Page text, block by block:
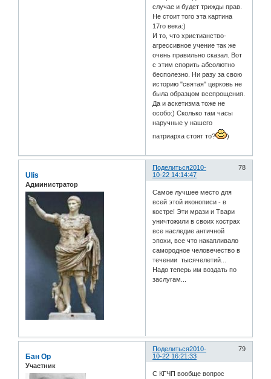
случае и будет трижды прав.
Не стоит того эта картина
17го века:)
И то, что христианство-
агрессивное учение так же
очень правильно сказал. Вот
с этим спорить абсолютно
бесполезно. Ни разу за свою
историю "святая" церковь не
была образцом всепрощения.
Да и аскетизма тоже не
особо:) Сколько там часы
наручные у нашего
патриарха стоят то?
)
Поделиться 78
2010-
10-22 14:14:47
Ulis
Администратор
Самое лучшее место для
всей этой иконописи - в
костре! Эти мрази и Твари
уничтожили в своих кострах
все наследие античной
эпохи, все что накапливало
самородное человечество в
течении тысячелетий...
Надо теперь им воздать по
заслугам...
Поделиться 79
2010-
10-22 16:21:33
Бан Ор
Участник
С КГЧП вообще вопрос